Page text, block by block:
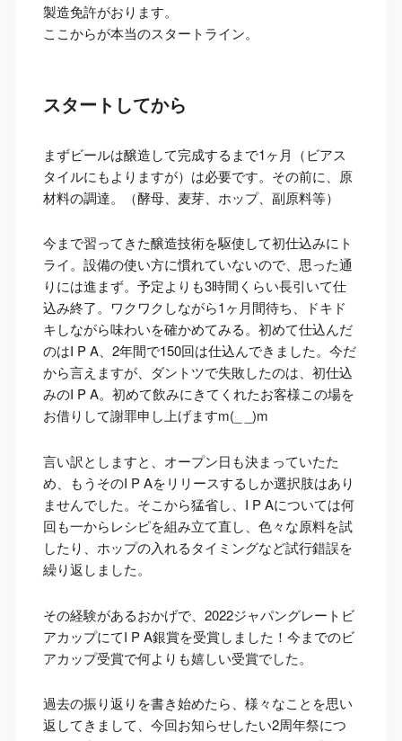
製造免許がおります。
ここからが本当のスタートライン。
スタートしてから
まずビールは醸造して完成するまで1ヶ月（ビアス
タイルにもよりますが）は必要です。その前に、原
材料の調達。（酵母、麦芽、ホップ、副原料等）
今まで習ってきた醸造技術を駆使して初仕込みにト
ライ。設備の使い方に慣れていないので、思った通
りには進まず。予定よりも3時間くらい長引いて仕
込み終了。ワクワクしながら1ヶ月間待ち、ドキド
キしながら味わいを確かめてみる。初めて仕込んだ
のはI P A、2年間で150回は仕込んできました。今だ
から言えますが、ダントツで失敗したのは、初仕込
みのI P A。初めて飲みにきてくれたお客様この場を
お借りして謝罪申し上げますm(_ _)m
言い訳としますと、オープン日も決まっていたた
め、もうそのI P Aをリリースするしか選択肢はあり
ませんでした。そこから猛省し、I P Aについては何
回も一からレシピを組み立て直し、色々な原料を試
したり、ホップの入れるタイミングなど試行錯誤を
繰り返しました。
その経験があるおかげで、2022ジャパングレートビ
アカップにてI P A銀賞を受賞しました！今までのビ
アカップ受賞で何よりも嬉しい受賞でした。
過去の振り返りを書き始めたら、様々なことを思い
返してきまして、今回お知らせしたい2周年祭につ